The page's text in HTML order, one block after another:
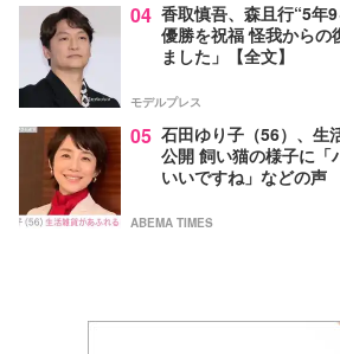
04 香取慎吾、森且行“5年
優勝を祝福 怪我からの
ました」【全文】
モデルプレス
05 石田ゆり子（56）、生
公開 飼い猫の様子に「
いいですね」などの声
ABEMA TIMES